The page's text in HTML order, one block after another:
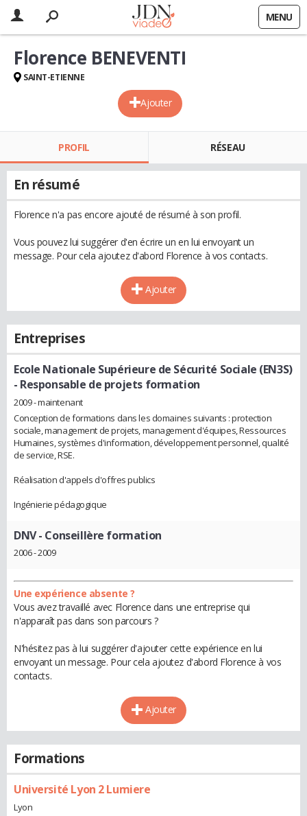
MENU
Ajouter
Florence BENEVENTI
SAINT-ETIENNE
PROFIL RÉSEAU
En résumé
Florence n'a pas encore ajouté de résumé à son profil.
Vous pouvez lui suggérer d'en écrire un en lui envoyant un
message. Pour cela ajoutez d'abord Florence à vos contacts.
Ajouter
Entreprises
Ecole Nationale Supérieure de Sécurité Sociale (EN3S)
- Responsable de projets formation
2009 - maintenant
Conception de formations dans les domaines suivants : protection
sociale, management de projets, management d'équipes, Ressources
Humaines, systèmes d'information, développement personnel, qualité
de service, RSE.
Réalisation d'appels d'offres publics
Ingénierie pédagogique
DNV- Conseillère formation
2006 - 2009
Une expérience absente ?
Vous avez travaillé avec Florence dans une entreprise qui
n'apparaît pas dans son parcours ?
N'hésitez pas à lui suggérer d'ajouter cette expérience en lui
envoyant un message. Pour cela ajoutez d'abord Florence à vos
contacts.
Ajouter
Formations
Université Lyon 2 Lumiere
Lyon